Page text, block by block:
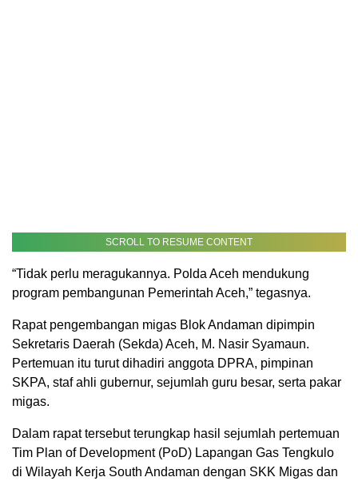
SCROLL TO RESUME CONTENT
“Tidak perlu meragukannya. Polda Aceh mendukung
program pembangunan Pemerintah Aceh,” tegasnya.
Rapat pengembangan migas Blok Andaman dipimpin
Sekretaris Daerah (Sekda) Aceh, M. Nasir Syamaun.
Pertemuan itu turut dihadiri anggota DPRA, pimpinan
SKPA, staf ahli gubernur, sejumlah guru besar, serta pakar
migas.
Dalam rapat tersebut terungkap hasil sejumlah pertemuan
Tim Plan of Development (PoD) Lapangan Gas Tengkulo
di Wilayah Kerja South Andaman dengan SKK Migas dan